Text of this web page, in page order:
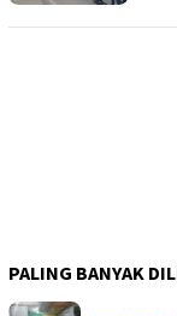
PALING BANYAK